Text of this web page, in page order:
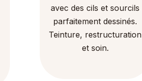
avec des cils et sourcils
parfaitement dessinés.
Teinture, restructuration
et soin.